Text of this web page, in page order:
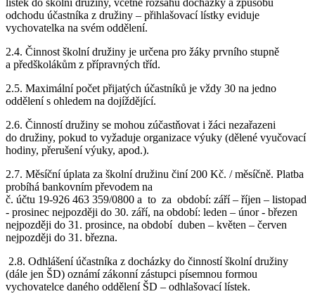
odchodu účastníka z družiny – přihlašovací lístky eviduje
vychovatelka na svém oddělení.
2.4. Činnost školní družiny je určena pro žáky prvního stupně
a předškolákům z přípravných tříd.
2.5. Maximální počet přijatých účastníků je vždy 30 na jedno
oddělení s ohledem na dojíždějící.
2.6. Činností družiny se mohou zúčastňovat i žáci nezařazeni
do družiny, pokud to vyžaduje organizace výuky (dělené vyučovací
hodiny, přerušení výuky, apod.).
2.7. Měsíční úplata za školní družinu činí 200 Kč. / měsíčně. Platba
probíhá bankovním převodem na
č. účtu 19-926 463 359/0800 a to za období: září – říjen – listopad
- prosinec nejpozději do 30. září, na období: leden – únor - březen
nejpozději do 31. prosince, na období duben – květen – červen
nejpozději do 31. března.
2.8. Odhlášení účastníka z docházky do činností školní družiny
(dále jen ŠD) oznámí zákonní zástupci písemnou formou
vychovatelce daného oddělení ŠD – odhlašovací lístek.